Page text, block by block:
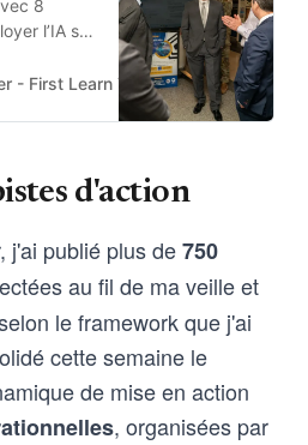
8
l’IA sur
sur
- First Learn The Rules. Then Break
d'action
j'ai publié plus de750
au fil de ma veille et
le framework que j'ai
cette semaine le
de mise en action
, organisées par